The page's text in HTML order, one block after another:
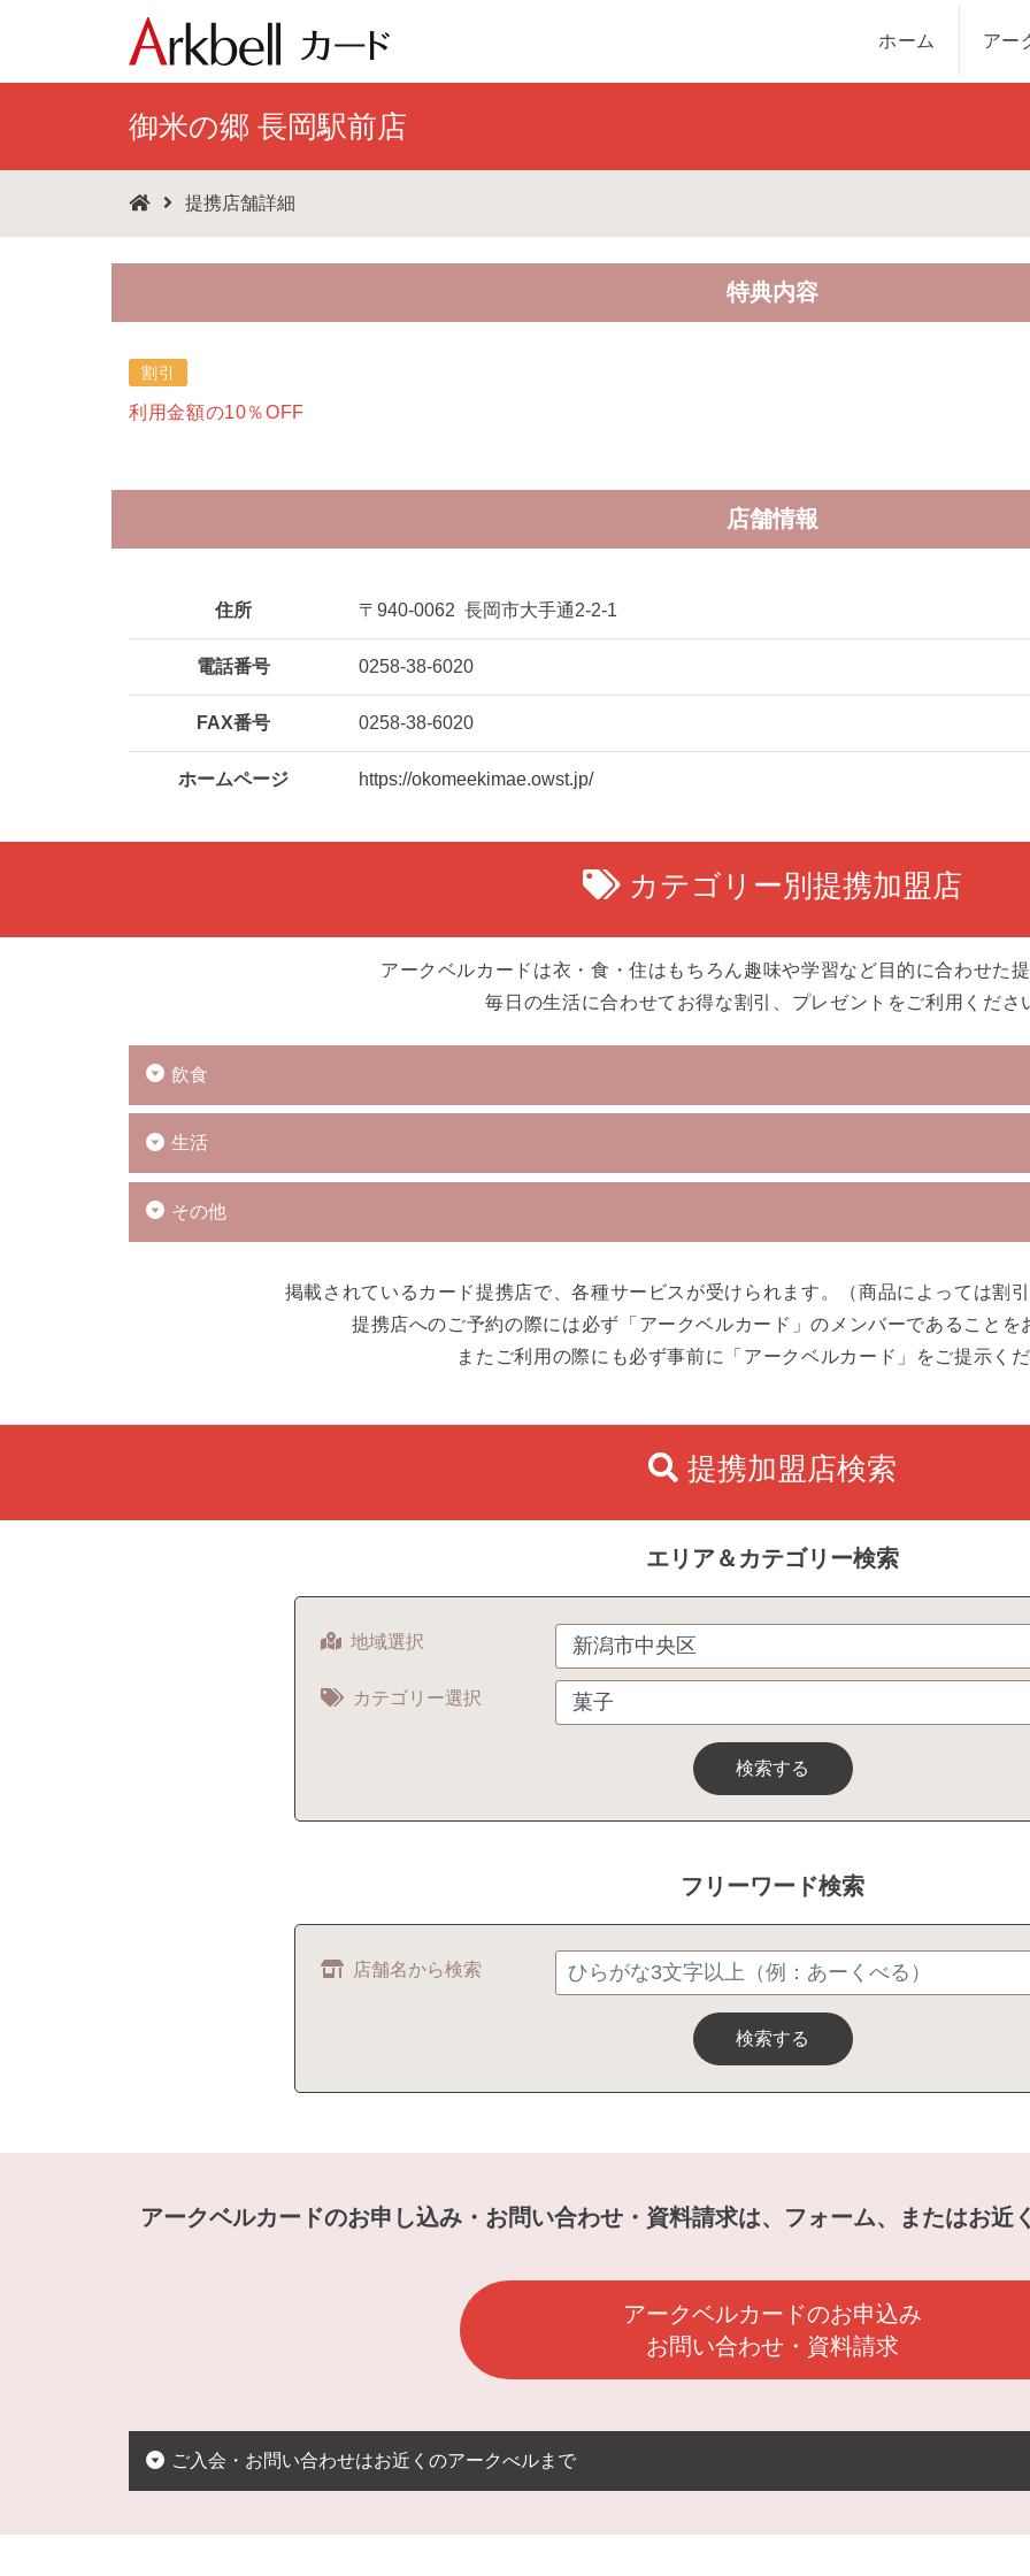
ホーム アー
御米の郷 長岡駅前店
提携店舗詳細
特典内容
割引
利用金額の10％OFF
店舗情報
住所 〒940-0062 長岡市大手通2-2-1
電話番号 0258-38-6020
FAX番号 0258-38-6020
ホームページ https://okomeekimae.owst.jp/
カテゴリー別提携加盟店
アークベルカードは衣・食・住はもちろん趣味や学習など目的に合わせた提
毎日の生活に合わせてお得な割引、プレゼントをご利用くださ
飲食
生活
その他
掲載されているカード提携店で、各種サービスが受けられます。（商品によっては割
提携店へのご予約の際には必ず「アークベルカード」のメンバーであることを
またご利用の際にも必ず事前に「アークベルカード」をご提示くだ
提携加盟店検索
エリア＆カテゴリー検索
地域選択
カテゴリー選択
検索する
フリーワード検索
店舗名から検索
検索する
アークベルカードのお申し込み・お問い合わせ・資料請求は、フォーム、またはお近
アークベルカードのお申込み
お問い合わせ・資料請求
ご入会・お問い合わせはお近くのアークべルまで